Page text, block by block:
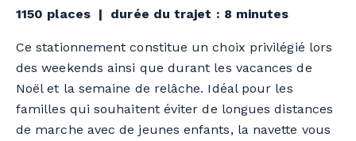
1150 places | durée du trajet : 8 minutes
Ce stationnement constitue un choix privilégié lors
des weekends ainsi que durant les vacances de
Noël et la semaine de relâche. Idéal pour les
familles qui souhaitent éviter de longues distances
de marche avec de jeunes enfants, la navette vous